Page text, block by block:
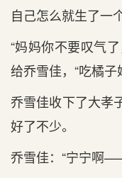
自己怎么就生了一
“妈妈你不‌要叹气‌
给乔雪佳，“吃橘子
乔雪佳收下了大孝
好了不‌少。
乔雪佳：“宁宁啊